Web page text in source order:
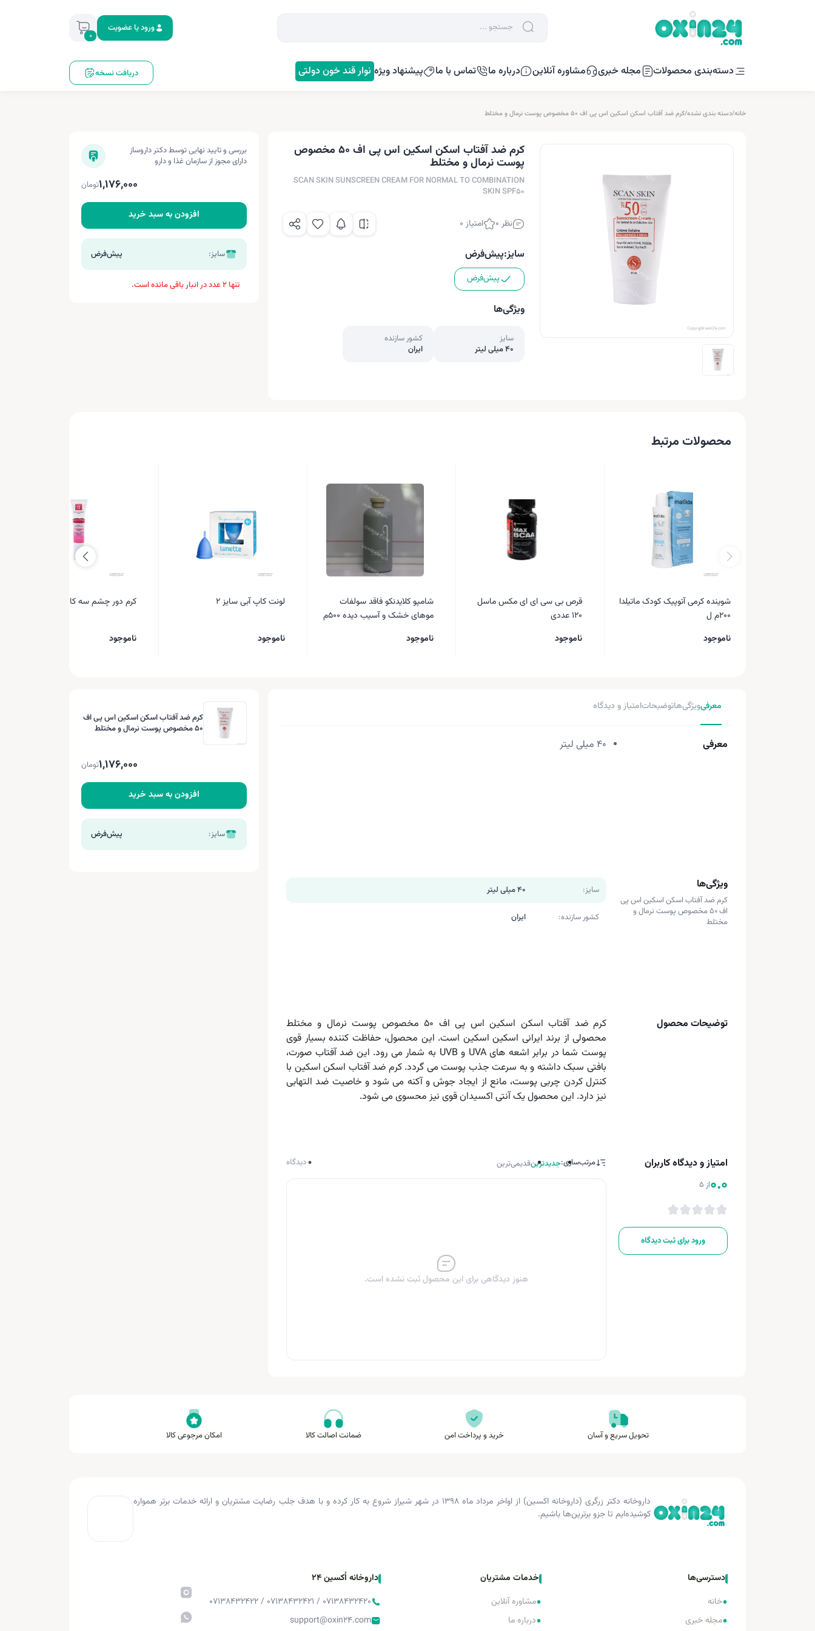
ورود یا عضویت
0
دسته‌بندی محصولات مجله خبری مشاوره آنلاین درباره ما تماس با ما پیشنهاد ویژه نوار قند خون دولتی دریافت نسخه
خانه/دسته بندی نشده/کرم ضد آفتاب اسکن اسکین اس پی اف 50 مخصوص پوست نرمال و مختلط
کرم ضد آفتاب اسکن اسکین اس پی اف 50 مخصوص
پوست نرمال و مختلط
SCAN SKIN SUNSCREEN CREAM FOR NORMAL TO COMBINATION
SKIN SPF50
نظر 0 امتیاز 0
سایز:پیش‌فرض
پیش‌فرض
ویژگی‌ها
سایز
40 میلی لیتر
کشور سازنده
ایران
بررسی و تایید نهایی توسط دکتر داروساز
دارای مجوز از سازمان غذا و دارو
1,176,000تومان
افزودن به سبد خرید
سایز: پیش‌فرض
تنها 2 عدد در انبار باقی مانده است.
محصولات مرتبط
شوینده کرمی آتوپیک کودک ماتیلدا
200م ل
ناموجود
قرص بی سی ای ای مکس ماسل
120 عددی
ناموجود
شامپو کلایدنکو فاقد سولفات
موهای خشک و آسیب دیده 500م
ناموجود
لونت کاپ آبی سایز 2
ناموجود
کرم دور چشم سه کاره مای
ناموجود
معرفیویژگی‌هاتوضیحاتامتیاز و دیدگاه
معرفی 40 میلی لیتر
ویژگی‌ها
کرم ضد آفتاب اسکن اسکین اس پی
اف 50 مخصوص پوست نرمال و
مختلط
سایز: 40 میلی لیتر
کشور سازنده: ایران
توضیحات محصول
کرم ضد آفتاب اسکن اسکین اس پی اف 50 مخصوص پوست نرمال و مختلط
محصولی از برند ایرانی اسکین اسکین است. این محصول، حفاظت کننده بسیار قوی
پوست شما در برابر اشعه های UVA و UVB به شمار می رود. این ضد آفتاب صورت،
بافتی سبک داشته و به سرعت جذب پوست می گردد. کرم ضد آفتاب اسکن اسکین با
کنترل کردن چربی پوست، مانع از ایجاد جوش و آکنه می شود و خاصیت ضد التهابی
نیز دارد. این محصول یک آنتی اکسیدان قوی نیز محسوی می شود.
امتیاز و دیدگاه کاربران
0.0از 5
ورود برای ثبت دیدگاه
مرتب‌سازی:جدیدترینقدیمی‌ترین 0دیدگاه
هنوز دیدگاهی برای این محصول ثبت نشده است.
کرم ضد آفتاب اسکن اسکین اس پی اف
50 مخصوص پوست نرمال و مختلط
1,176,000تومان
افزودن به سبد خرید
سایز: پیش‌فرض
تحویل سریع و آسان خرید و پرداخت امن ضمانت اصالت کالا امکان مرجوعی کالا
داروخانه دکتر زرگری (داروخانه اکسین) از اواخر مرداد ماه ۱۳۹۸ در شهر شیراز شروع به کار کرده و با هدف جلب رضایت مشتریان و ارائه خدمات برتر همواره
کوشیده‌ایم تا جزو برترین‌ها باشیم.
دسترسی‌ها
•خانه
•مجله خبری
خدمات مشتریان
•مشاوره آنلاین
•درباره ما
داروخانه اُکسین 24
۰۷۱۳۸۴۳۲۴۲۰ / ۰۷۱۳۸۴۳۲۴۲۱ / ۰۷۱۳۸۴۳۲۴۲۲
support@oxin24.com